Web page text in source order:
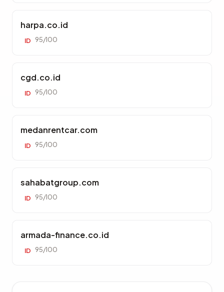
harpa.co.id
ID 95/100
cgd.co.id
ID 95/100
medanrentcar.com
ID 95/100
sahabatgroup.com
ID 95/100
armada-finance.co.id
ID 95/100